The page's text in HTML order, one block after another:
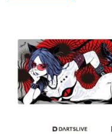
收
藏
夾